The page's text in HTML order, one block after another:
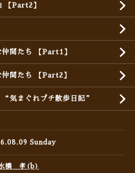
【Part2】
仲間たち 【Part1】
間たち 【Part2】
気まぐれプチ散歩日記”
Sunday
橋 孝(b)